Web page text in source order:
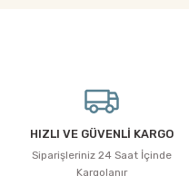
Ürün açıklamasında eksik
Ürün bilgilerinde hatalar
Ürün fiyatı diğer sitelerden
Bu ürüne benzer farklı
HIZLI VE GÜVENLİ KARGO
Siparişleriniz 24 Saat İçinde
Kargolanır